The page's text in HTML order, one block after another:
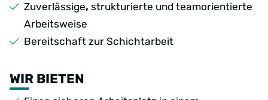
Zuverlässige, strukturierte und teamorientierte
Arbeitsweise
Bereitschaft zur Schichtarbeit
WIR BIETEN